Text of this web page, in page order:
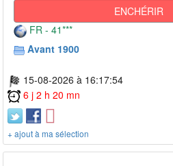
ENCHÉRIR
FR - 41***
Avant 1900
15-08-2026 à 16:17:54
6 j 2 h 20 mn
+ ajout à ma sélection